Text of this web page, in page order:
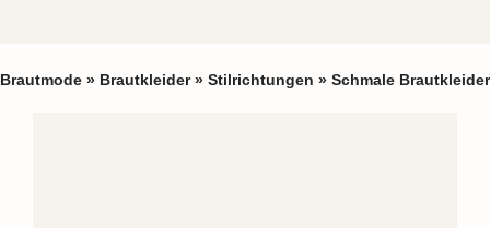
Brautmode » Brautkleider» Stilrichtungen » Schmale Brautkleider